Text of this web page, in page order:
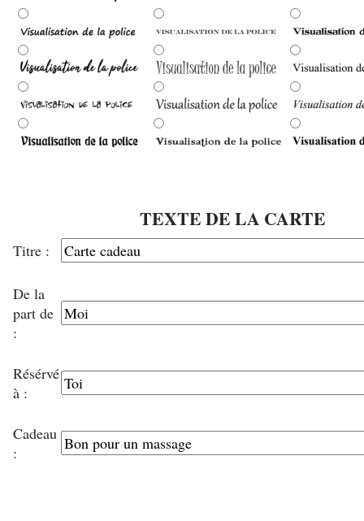
TEXTE DE LA CARTE
Titre :
De la
part de
:
Résérvé
à :
Cadeau
: